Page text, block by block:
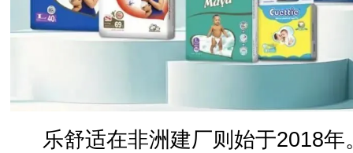
乐舒适在非洲建厂则始于2018年